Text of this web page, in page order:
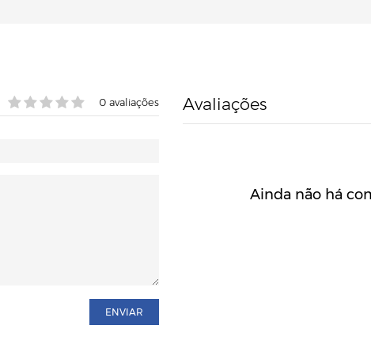
0 avaliações
ENVIAR
Avaliações
Ainda não há